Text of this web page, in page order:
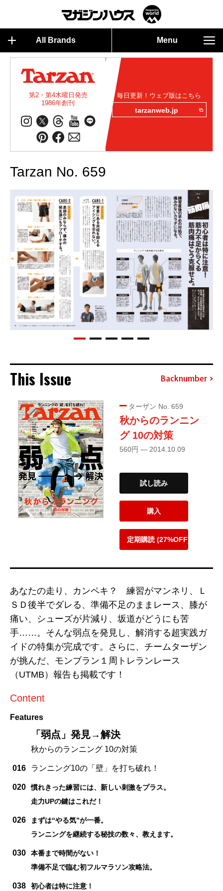
All Brands Menu
第2・第4木曜日発売
1986年創刊
毎日更新！ウェブ版はこちら
tarzanweb.jp
Tarzan No. 659
This Issue Backnumber
ターザン No. 659
秋からのランニン
グ 10の対策
560円 — 2014.10.09
試し読み
購入
定期購読 (27%OFF)
あなたの走り、カンペキ？ 練習がマンネリ、Ｌ
ＳＤ後半でダレる、準備不足のままレース、膝が
痛い、シューズが片減り、坂道がどうにも苦
手……。そんな弱点を発見し、解消する超実践ガ
イドの特集が完成です。さらに、チームターザン
が挑んだ、モンブラン１周トレランレース
（UTMB）報告も掲載です！
Content
Features
「弱点」発見→解決
秋からのランニング 10の対策
016 ランニング10の「壁」を打ち破れ！
020
慣れきった練習には、新しい刺激をプラス。
走力UPの鍵はこれだ！
026
まずは“やる気”が一番。
ランニングを継続する秘技の数々、教えます。
030
本番まで時間がない！
準備不足で臨む初フルマラソン攻略法。
038
初心者は特に注意！